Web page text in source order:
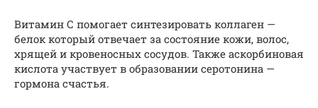
Витамин С помогает синтезировать коллаген —
белок который отвечает за состояние кожи, волос,
хрящей и кровеносных сосудов. Также аскорбиновая
кислота участвует в образовании серотонина —
гормона счастья.